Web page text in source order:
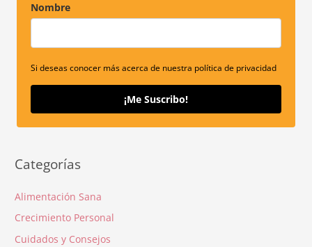
Nombre
Si deseas conocer más acerca de nuestra política de privacidad
¡Me Suscribo!
Categorías
Alimentación Sana
Crecimiento Personal
Cuidados y Consejos